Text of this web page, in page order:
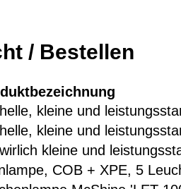
/ Bestellen
kleine und
kleine und
kleine und
COB + XPE, 5